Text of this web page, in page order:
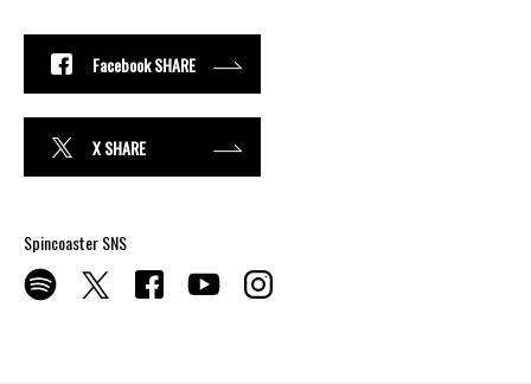
Facebook SHARE
X SHARE
Spincoaster SNS